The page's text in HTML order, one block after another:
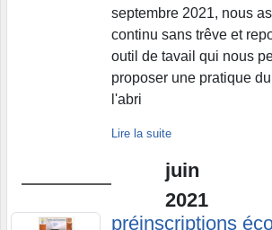
septembre 2021, nous
continu sans trêve et
outil de tavail qui nous
proposer une pratique
l'abri
Lire la suite
juin
2021
préinscriptions